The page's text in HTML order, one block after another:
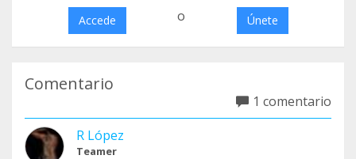
Accede o Únete
Comentario
1 comentario
R López
Teamer